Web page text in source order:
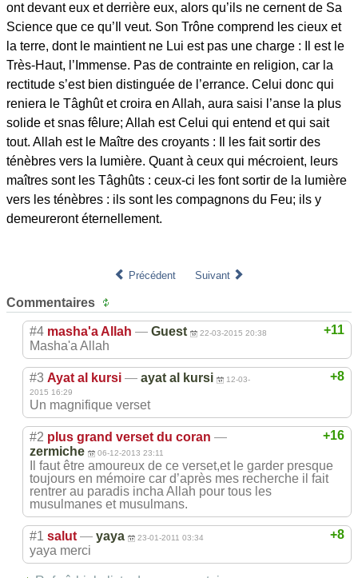
ont devant eux et derrière eux, alors qu’ils ne cernent de Sa
Science que ce qu’Il veut. Son Trône comprend les cieux et
la terre, dont le maintient ne Lui est pas une charge : Il est le
Très-Haut, l’Immense. Pas de contrainte en religion, car la
rectitude s’est bien distinguée de l’errance. Celui donc qui
reniera le Tâghût et croira en Allah, aura saisi l’anse la plus
solide et snas fêlure; Allah est Celui qui entend et qui sait
tout. Allah est le Maître des croyants : Il les fait sortir des
ténèbres vers la lumière. Quant à ceux qui mécroient, leurs
maîtres sont les Tâghûts : ceux-ci les font sortir de la lumière
vers les ténèbres : ils sont les compagnons du Feu; ils y
demeureront éternellement.
Précédent Suivant
Commentaires
+11
#4 masha'a Allah — Guest 22-03-2015 20:38
Masha'a Allah
+8
#3 Ayat al kursi — ayat al kursi
12-03-
2015 16:29
Un magnifique verset
+16
#2 plus grand verset du coran —
zermiche
06-12-2013 23:11
Il faut être amoureux de ce verset,et le garder presque
toujours en mémoire car d’après mes recherche il fait
rentrer au paradis incha Allah pour tous les
musulmanes et musulmans.
+8
#1 salut — yaya 23-01-2011 03:34
yaya merci